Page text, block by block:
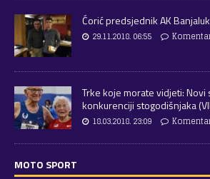
Ćorić predsjednik AK
29.11.2018. 06:55
Trke koje morate vidjeti:
konkurenciji stogodišnjaka
18.03.2018. 23:09
MOTO SPORT